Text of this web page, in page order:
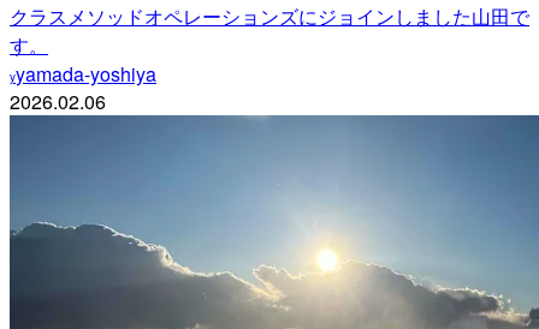
クラスメソッドオペレーションズにジョインしました山田で
す。
yyamada-yoshiya
2026.02.06